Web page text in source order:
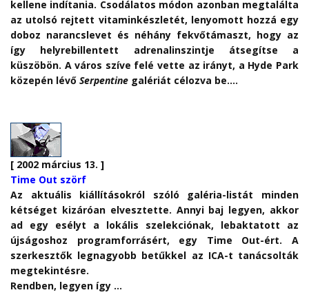
kellene indítania. Csodálatos módon azonban megtalálta
az utolsó rejtett vitaminkészletét, lenyomott hozzá egy
doboz narancslevet és néhány fekvőtámaszt, hogy az
így helyrebillentett adrenalinszintje átsegítse a
küszöbön. A város szíve felé vette az irányt, a Hyde Park
közepén lévő Serpentine galériát célozva be….
[ 2002 március 13. ]
Time Out szörf
Az aktuális kiállításokról szóló galéria-listát minden
kétséget kizáróan elvesztette. Annyi baj legyen, akkor
ad egy esélyt a lokális szelekciónak, lebaktatott az
újságoshoz programforrásért, egy Time Out-ért. A
szerkesztők legnagyobb betűkkel az ICA-t tanácsolták
megtekintésre.
Rendben, legyen így …